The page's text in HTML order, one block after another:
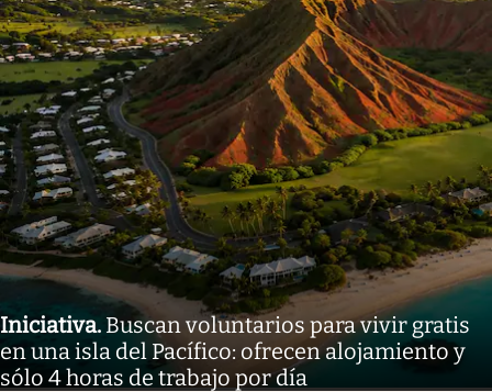
Iniciativa. Buscan voluntarios para vivir gratis
en una isla del Pacífico: ofrecen alojamiento y
sólo 4 horas de trabajo por día